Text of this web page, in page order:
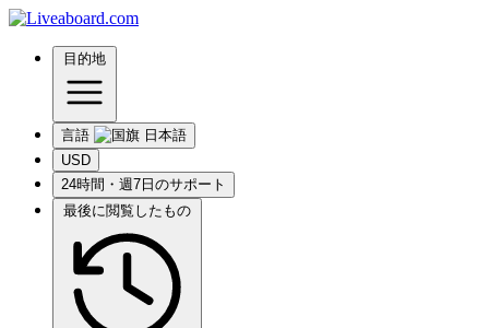
目的地
言語
USD
24時間・週7日のサポート
最後に閲覧したもの